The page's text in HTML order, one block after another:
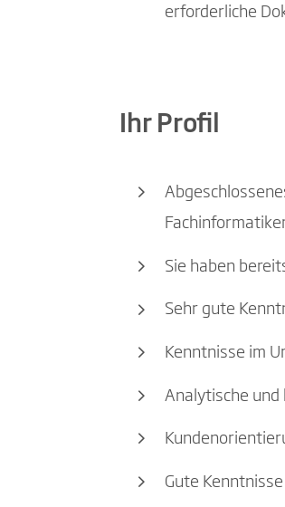
erforderliche
Ihr Profil
Sie haben
Sehr gute
Kenntnisse im
Analytische
Gute